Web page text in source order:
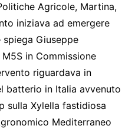
Agricole, Martina,
iniziava ad emergere
Giuseppe
in Commissione
riguardava in
batterio in Italia avvenuto
sulla Xylella fastidiosa
Mediterraneo